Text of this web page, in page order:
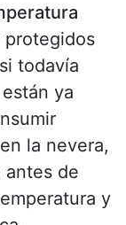
protegidos
todavía
ya
la nevera,
antes de
y